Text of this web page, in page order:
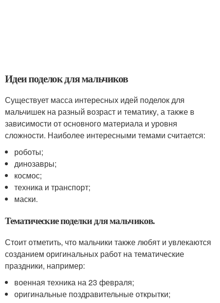
Идеи поделок для мальчиков
Существует масса интересных идей поделок для
мальчишек на разный возраст и тематику, а также в
зависимости от основного материала и уровня
сложности. Наиболее интересными темами считается:
роботы;
динозавры;
космос;
техника и транспорт;
маски.
Тематические поделки для мальчиков.
Стоит отметить, что мальчики также любят и увлекаются
созданием оригинальных работ на тематические
праздники, например:
военная техника на 23 февраля;
оригинальные поздравительные открытки;